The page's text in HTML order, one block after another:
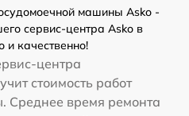
машины Asko -
сервис-центра Asko в
и качественно!
центра
стоимость работ
Среднее время ремонта